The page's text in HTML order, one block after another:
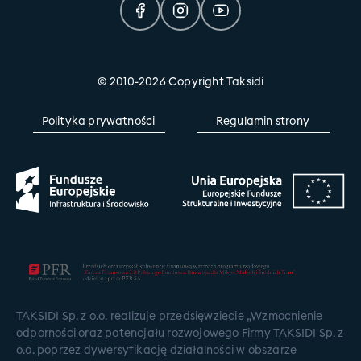
© 2010-2026 Copyright Taksidi
Polityka prywatności Regulamin strony
TAKSIDI Sp. z o.o. realizuje przedsięwzięcie „Wzmocnienie
odporności oraz potencjału rozwojowego Firmy TAKSIDI Sp. z
o.o. poprzez dywersyfikację działalności w obszarze